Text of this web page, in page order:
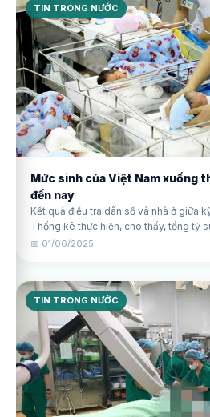
TIN TRONG NƯỚC
Mức sinh của Việt Nam xuống
đến nay
Kết quả điều tra dân số và nhà ở giữa
Thống kê thực hiện, cho thấy, tổng tỷ
1,91 con/phụ nữ, đây là mức sinh thấp
📅 01/06/2025
TIN TRONG NƯỚC